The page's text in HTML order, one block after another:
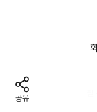
공유